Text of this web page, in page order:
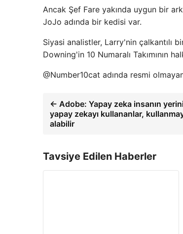
Ancak Şef Fare yakında uygun bir
JoJo adında bir kedisi var.
Siyasi analistler, Larry'nin çalkantılı
Downing'in 10 Numaralı Takımının
@Number10cat adında resmi
← Adobe: Yapay zeka insanın
yapay zekayı kullananlar,
alabilir
Tavsiye Edilen Haberler